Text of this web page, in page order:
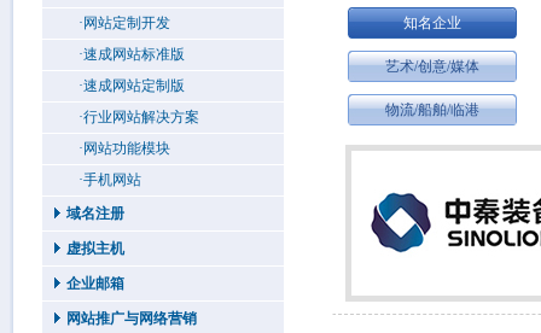
·网站定制开发
·速成网站标准版
·速成网站定制版
·行业网站解决方案
·网站功能模块
·手机网站
域名注册
虚拟主机
企业邮箱
网站推广与网络营销
知名企业
艺术/创意/媒体
物流/船舶/临港